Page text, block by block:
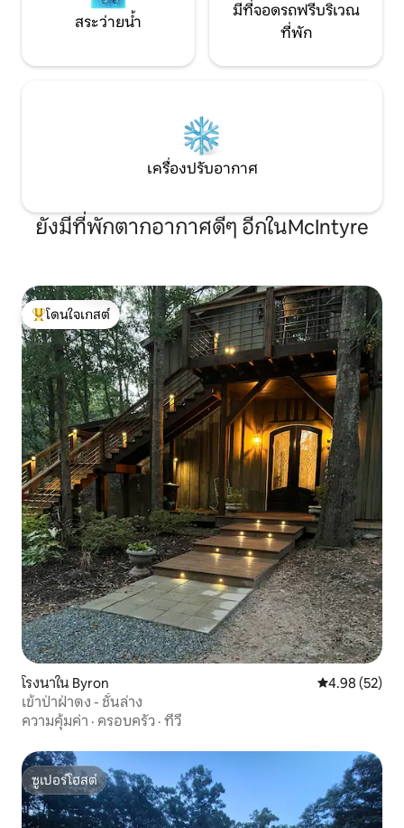
สระว่ายน้ำ
มีที่จอดรถฟรีบริเวณ
ที่พัก
เครื่องปรับอากาศ
ยังมีที่พักตากอากาศดีๆ อีกในMcIntyre
โดนใจเกสต์ที่สุด
โดนใจเกสต์
โรงนาใน Byron คะแนนเฉลี่ย
4.98 (52)
เข้าป่าฝ่าดง - ชั้นล่าง
ความคุ้มค่า · ครอบครัว · ทีวี
ซูเปอร์โฮสต์
ซูเปอร์โฮสต์